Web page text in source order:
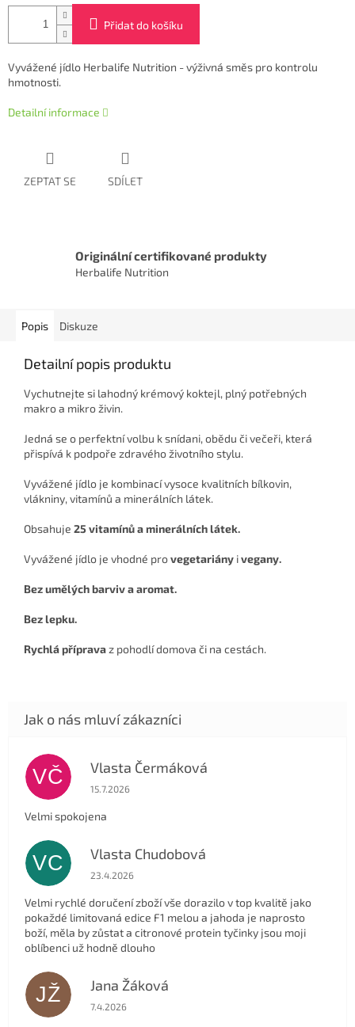
Přidat do košíku
Vyvážené jídlo Herbalife Nutrition - výživná směs pro kontrolu
hmotnosti.
Detailní informace
ZEPTAT SE SDÍLET
Originální certifikované produkty
Herbalife Nutrition
Popis Diskuze
Detailní popis produktu
Vychutnejte si lahodný krémový koktejl, plný potřebných
makro a mikro živin.
Jedná se o perfektní volbu k snídani, obědu či večeři, která
přispívá k podpoře zdravého životního stylu.
Vyvážené jídlo je kombinací vysoce kvalitních bílkovin,
vlákniny, vitamínů a minerálních látek.
Obsahuje 25 vitamínů a minerálních látek.
Vyvážené jídlo je vhodné provegetariány ivegany.
Bez umělých barviv a aromat.
Bez lepku.
Rychlá přípravaz pohodlí domova či na cestách.
VČ Vlasta Čermáková
Hodnocení obchodu je 5 z 5 hvězdiček.
15.7.2026
Velmi spokojena
VC Vlasta Chudobová
Hodnocení obchodu je 5 z 5 hvězdiček.
23.4.2026
Velmi rychlé doručení zboží vše dorazilo v top kvalitě jako
pokaždé limitovaná edice F1 melou a jahoda je naprosto
boží, měla by zůstat a citronové protein tyčinky jsou moji
oblíbenci už hodně dlouho
JŽ Jana Žáková
Hodnocení obchodu je 5 z 5 hvězdiček.
7.4.2026